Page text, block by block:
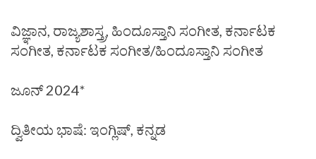
ವಿಜ್ಞಾನ, ರಾಜ್ಯಶಾಸ್ತ್ರ, ಹಿಂದೂಸ್ತಾನಿ ಸಂಗೀತ, ಕರ್ನಾಟಕ
ಸಂಗೀತ, ಕರ್ನಾಟಕ ಸಂಗೀತ/ಹಿಂದೂಸ್ತಾನಿ ಸಂಗೀತ
ಜೂನ್ 2024*
ದ್ವಿತೀಯ ಭಾಷೆ: ಇಂಗ್ಲಿಷ್, ಕನ್ನಡ